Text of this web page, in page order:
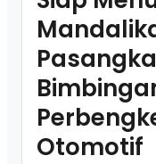
Otomotif